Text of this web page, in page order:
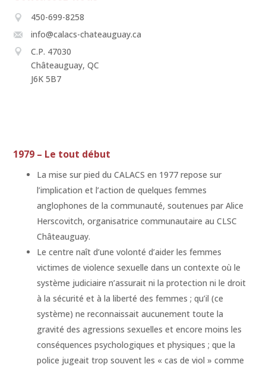
450-699-8258
info@calacs-chateauguay.ca
C.P. 47030
Châteauguay, QC
J6K 5B7
1979 – Le tout début
La mise sur pied du CALACS en 1977 repose sur
l’implication et l’action de quelques femmes
anglophones de la communauté, soutenues par Alice
Herscovitch, organisatrice communautaire au CLSC
Châteauguay.
Le centre naît d’une volonté d’aider les femmes
victimes de violence sexuelle dans un contexte où le
système judiciaire n’assurait ni la protection ni le droit
à la sécurité et à la liberté des femmes ; qu’il (ce
système) ne reconnaissait aucunement toute la
gravité des agressions sexuelles et encore moins les
conséquences psychologiques et physiques ; que la
police jugeait trop souvent les « cas de viol » comme